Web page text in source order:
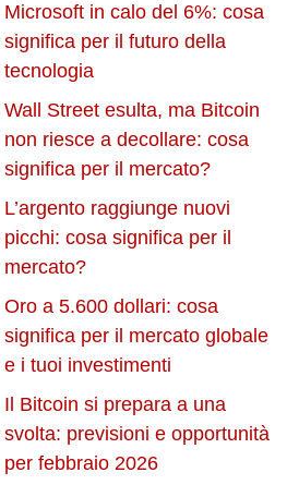
Microsoft in calo del 6%: cosa
significa per il futuro della
tecnologia
Wall Street esulta, ma Bitcoin
non riesce a decollare: cosa
significa per il mercato?
L’argento raggiunge nuovi
picchi: cosa significa per il
mercato?
Oro a 5.600 dollari: cosa
significa per il mercato globale
e i tuoi investimenti
Il Bitcoin si prepara a una
svolta: previsioni e opportunità
per febbraio 2026